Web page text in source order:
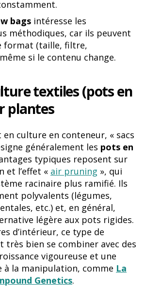
bags intéresse les
méthodiques, car ils peuvent
format (taille, filtre,
si le contenu change.
textiles (pots en
plantes
en culture en conteneur, « sacs
généralement les pots en
typiques reposent sur
et l’effet « air pruning », qui
racinaire plus ramifié. Ils
polyvalents (légumes,
etc.) et, en général,
légère aux pots rigides.
d’intérieur, ce type de
très bien se combiner avec des
vigoureuse et une
à la manipulation, comme La
Genetics.